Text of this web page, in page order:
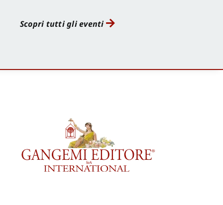
Scopri tutti gli eventi